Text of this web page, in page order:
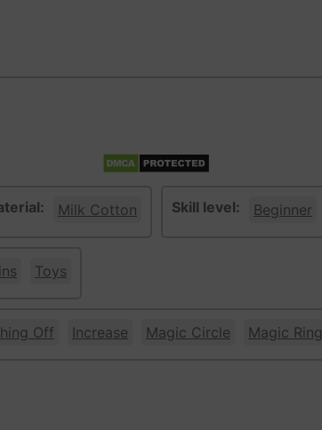
Milk Cotton Skill level: Beginner
Toys
Off Increase Magic Circle Magic Ring